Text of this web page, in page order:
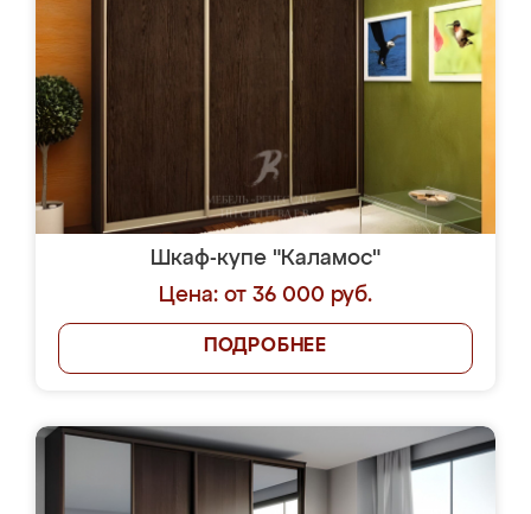
Шкаф-купе "Каламос"
Цена: от 36 000 руб.
ПОДРОБНЕЕ